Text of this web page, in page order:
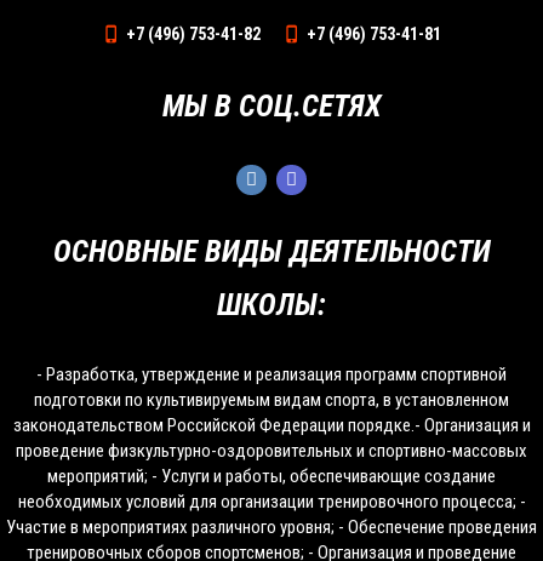
ОСНОВНЫЕ ВИДЫ ДЕЯТЕЛЬНОСТИ
ШКОЛЫ:
- Разработка, утверждение и реализация программ спортивной
подготовки по культивируемым видам спорта, в установленном
законодательством Российской Федерации порядке.- Организация и
проведение физкультурно-оздоровительных и спортивно-массовых
мероприятий; - Услуги и работы, обеспечивающие создание
необходимых условий для организации тренировочного процесса; -
Участие в мероприятиях различного уровня; - Обеспечение проведения
тренировочных сборов спортсменов; - Организация и проведение
+7 (496) 753-41-82 +7 (496) 753-41-81
МЫ В СОЦ.СЕТЯХ